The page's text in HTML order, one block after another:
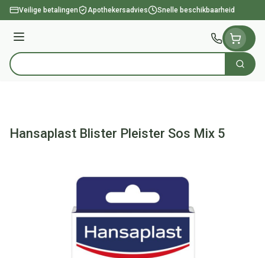
Ga naar de inhoud
Veilige betalingen Apothekersadvies Snelle beschikbaarheid
Menu
Product, merk, categorie... Zoek
Hansaplast Blister Pleister Sos Mix 5